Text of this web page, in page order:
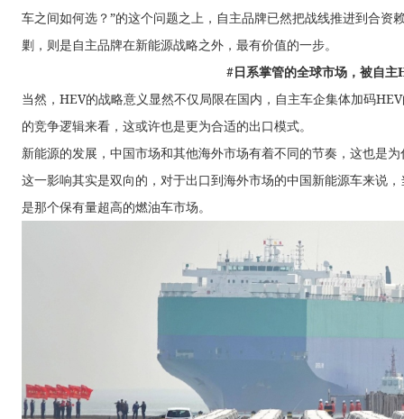
车之间如何选？”的这个问题之上，自主品牌已然把战线推进到合资
剿，则是自主品牌在新能源战略之外，最有价值的一步。
#日系掌管的全球市场，被自主
当然，HEV的战略意义显然不仅局限在国内，自主车企集体加码
的竞争逻辑来看，这或许也是更为合适的出口模式。
新能源的发展，中国市场和其他海外市场有着不同的节奏，这也是
这一影响其实是双向的，对于出口到海外市场的中国新能源车来说
是那个保有量超高的燃油车市场。